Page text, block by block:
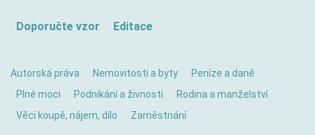
Doporučte vzor Editace
Autorská práva Nemovitosti a byty
Peníze a daně
Plné moci
Podnikání a živnosti
Rodina a manželství
Věci koupě, nájem, dílo
Zaměstnání